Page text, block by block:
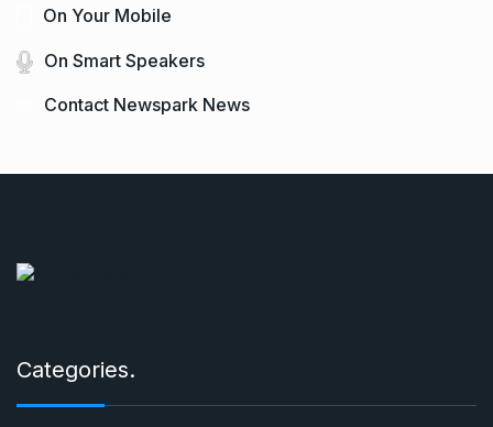
On Your Mobile
On Smart Speakers
Contact Newspark News
Categories.